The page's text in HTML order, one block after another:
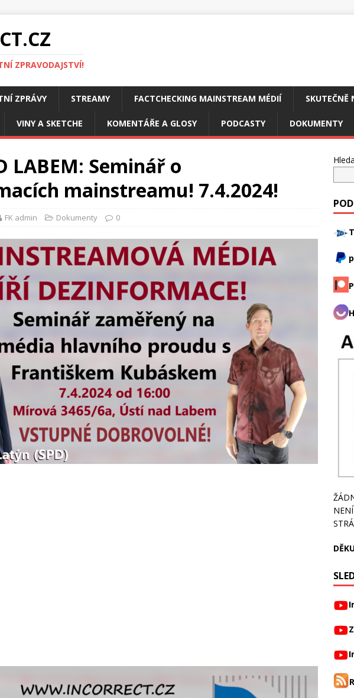
ZPRAVODAJSTVÍ!
ZPRÁVY STREAMY FACTCHECKING MAINSTREAM MÉDIÍ SKUTEČNĚ
VINY A SKETCHE KOMENTÁŘE A GLOSY PODCASTY DOKUMENTY
LABEM: Seminář o
mainstreamu! 7.4.2024!
FK admin Dokumenty 0